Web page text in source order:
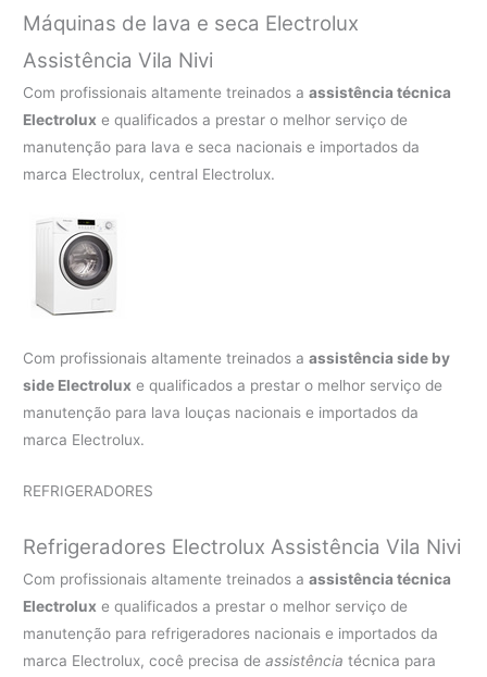
Máquinas de lava e seca Electrolux
Assistência Vila Nivi
Com profissionais altamente treinados aassistência técnica
Electrolux e qualificados a prestar o melhor serviço de
manutenção para lava e seca nacionais e importados da
marca Electrolux, central Electrolux.
Com profissionais altamente treinados aassistência side by
side Electrolux e qualificados a prestar o melhor serviço de
manutenção para lava louças nacionais e importados da
marca Electrolux.
REFRIGERADORES
Refrigeradores Electrolux Assistência Vila Nivi
Com profissionais altamente treinados aassistência técnica
Electrolux e qualificados a prestar o melhor serviço de
manutenção para refrigeradores nacionais e importados da
marca Electrolux, cocê precisa deassistência técnica para